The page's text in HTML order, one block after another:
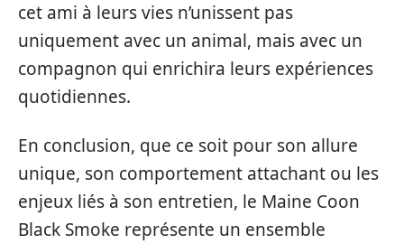
cet ami à leurs vies n’unissent pas
uniquement avec un animal, mais avec un
compagnon qui enrichira leurs expériences
quotidiennes.
En conclusion, que ce soit pour son allure
unique, son comportement attachant ou les
enjeux liés à son entretien, le Maine Coon
Black Smoke représente un ensemble